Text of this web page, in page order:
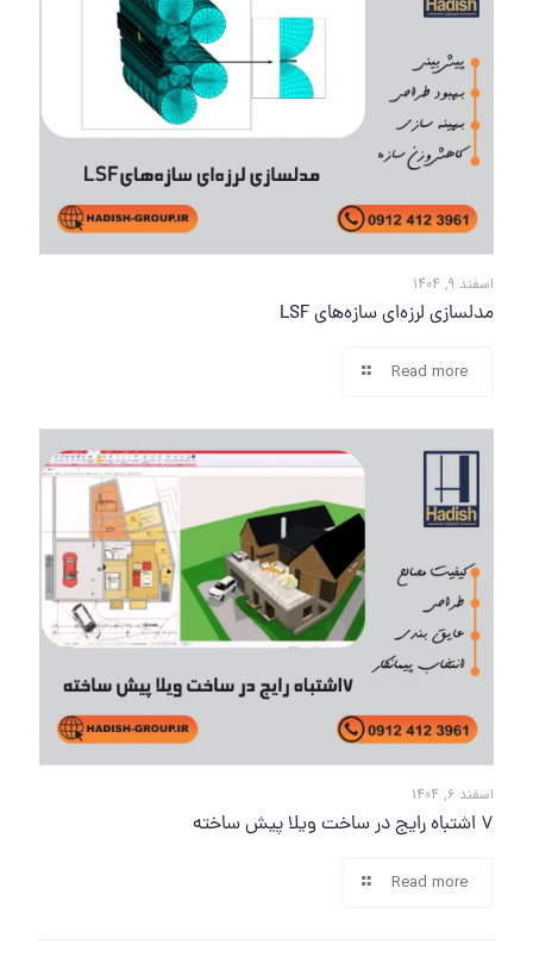
اسفند 9, 1404
مدلسازی لرزه‌ای سازه‌های LSF
Read more
اسفند 6, 1404
7 اشتباه رایج در ساخت ویلا پیش ساخته
Read more